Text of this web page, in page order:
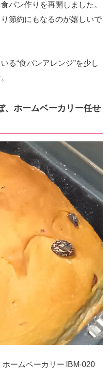
パン作りを再開しました。
節約にもなるのが嬉しいで
る“食パンアレンジ”を少し
、ホームベーカリー任せ
ームベーカリー IBM‑020